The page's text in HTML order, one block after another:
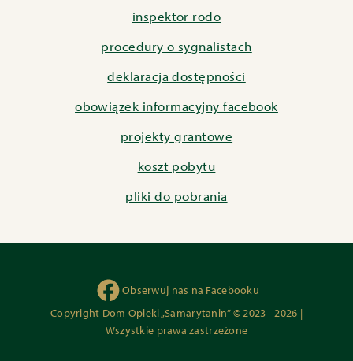
inspektor rodo
procedury o sygnalistach
deklaracja dostępności
obowiązek informacyjny facebook
projekty grantowe
koszt pobytu
pliki do pobrania
Obserwuj nas na Facebooku
Copyright Dom Opieki „Samarytanin” © 2023 - 2026 |
Wszystkie prawa zastrzeżone